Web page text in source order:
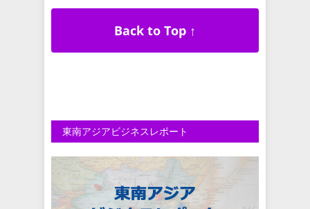
Back to Top ↑
東南アジアビジネスレポート